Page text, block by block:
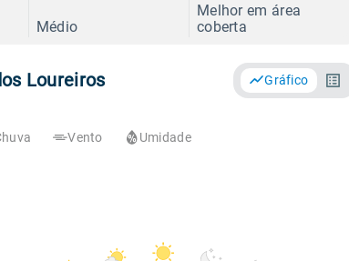
Médio
Melhor em área
coberta
Loureiros Gráfico
Vento Umidade